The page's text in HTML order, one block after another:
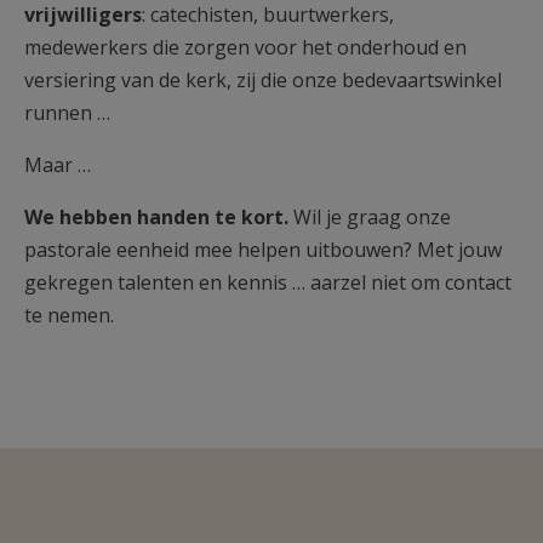
vrijwilligers: catechisten, buurtwerkers,
medewerkers die zorgen voor het onderhoud en
versiering van de kerk, zij die onze bedevaartswinkel
runnen …
Maar …
We hebben handen te kort.Wil je graag onze
pastorale eenheid mee helpen uitbouwen? Met jouw
gekregen talenten en kennis … aarzel niet om contact
te nemen.